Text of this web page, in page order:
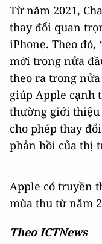
Từ năm 2021,
thay đổi quan
iPhone. Theo đó,
mới trong nửa
theo ra trong nửa
giúp Apple cạnh
thường giới thiệu
cho phép thay
phản hồi của thị
Apple có truyền
mùa thu từ năm
Theo ICTNews